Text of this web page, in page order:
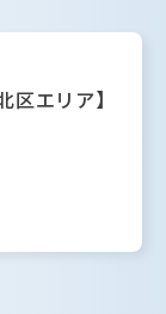
エリア】